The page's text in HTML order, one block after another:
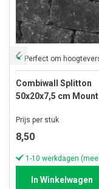
Combiwall Splitton
50x20x7,5 cm Mount
Prijs per stuk
8,50
In Winkelwagen